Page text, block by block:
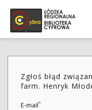
Zgłoś błąd
farm. Henryk
E-mail*